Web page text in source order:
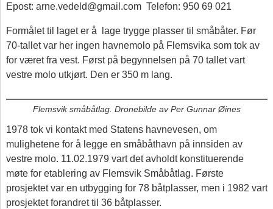
Epost: arne.vedeld@gmail.com Telefon: 950 69 021
Formålet til laget er å lage trygge plasser til småbåter. Før
70-tallet var her ingen havnemolo på Flemsvika som tok av
for været fra vest. Først på begynnelsen på 70 tallet vart
vestre molo utkjørt. Den er 350 m lang.
Flemsvik småbåtlag. Dronebilde av Per Gunnar Øines
1978 tok vi kontakt med Statens havnevesen, om
mulighetene for å legge en småbåthavn på innsiden av
vestre molo. 11.02.1979 vart det avholdt konstituerende
møte for etablering av Flemsvik Småbåtlag. Første
prosjektet var en utbygging for 78 båtplasser, men i 1982 vart
prosjektet forandret til 36 båtplasser.